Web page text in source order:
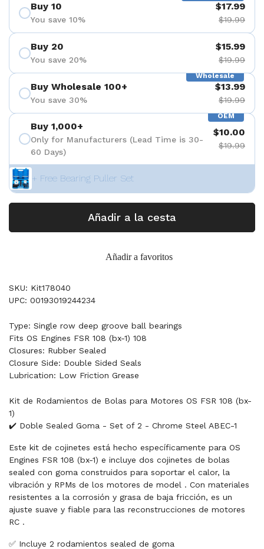
Buy 10
You save 10%
$17.99
$19.99
Buy 20
You save 20%
$15.99
$19.99
Wholesale
Buy Wholesale 100+
You save 30%
$13.99
$19.99
OEM
Buy 1,000+
Only for Manufacturers (Lead Time is 30-
60 Days)
$10.00
$19.99
+ Free Bearing Puller Set
Añadir a la cesta
Añadir a favoritos
SKU: Kit178040
UPC: 00193019244234
Type: Single row deep groove ball bearings
Fits OS Engines FSR 108 (bx-1) 108
Closures: Rubber Sealed
Closure Side: Double Sided Seals
Lubrication: Low Friction Grease
Kit de Rodamientos de Bolas para Motores OS FSR 108 (bx-
1)
✔️ Doble Sealed Goma - Set of 2 - Chrome Steel ABEC-1
Este kit de cojinetes está hecho específicamente para OS
Engines FSR 108 (bx-1) e incluye dos cojinetes de bolas
sealed con goma construidos para soportar el calor, la
vibración y RPMs de los motores de model . Con materiales
resistentes a la corrosión y grasa de baja fricción, es un
ajuste suave y fiable para las reconstrucciones de motores
RC .
✅ Incluye 2 rodamientos sealed de goma